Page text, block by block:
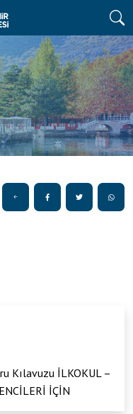
Kılavuzu İLKOKUL –
İÇİN